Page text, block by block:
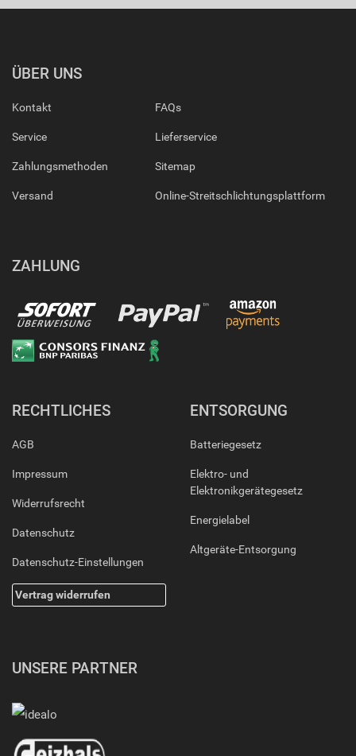
ÜBER UNS
Kontakt
Service
Zahlungsmethoden
Versand
FAQs
Lieferservice
Sitemap
Online-Streitschlichtungsplattform
ZAHLUNG
RECHTLICHES
AGB
Impressum
Widerrufsrecht
Datenschutz
Datenschutz-Einstellungen
Vertrag widerrufen
ENTSORGUNG
Batteriegesetz
Elektro- und
Elektronikgerätegesetz
Energielabel
Altgeräte-Entsorgung
UNSERE PARTNER